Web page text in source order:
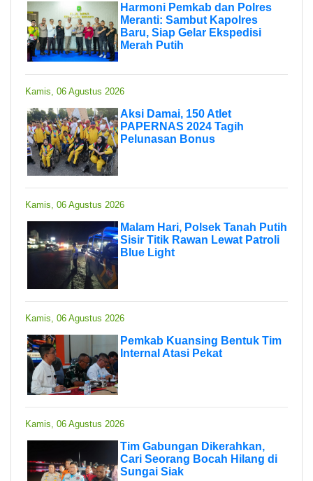
Harmoni Pemkab dan Polres
Meranti: Sambut Kapolres
Baru, Siap Gelar Ekspedisi
Merah Putih
Kamis, 06 Agustus 2026
Aksi Damai, 150 Atlet
PAPERNAS 2024 Tagih
Pelunasan Bonus
Kamis, 06 Agustus 2026
Malam Hari, Polsek Tanah Putih
Sisir Titik Rawan Lewat Patroli
Blue Light
Kamis, 06 Agustus 2026
Pemkab Kuansing Bentuk Tim
Internal Atasi Pekat
Kamis, 06 Agustus 2026
Tim Gabungan Dikerahkan,
Cari Seorang Bocah Hilang di
Sungai Siak